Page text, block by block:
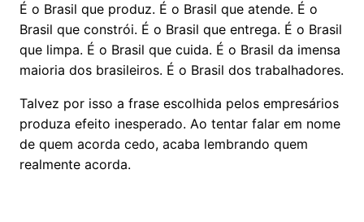
É o Brasil que produz. É o Brasil que atende. É o
Brasil que constrói. É o Brasil que entrega. É o Brasil
que limpa. É o Brasil que cuida. É o Brasil da imensa
maioria dos brasileiros. É o Brasil dos trabalhadores.
Talvez por isso a frase escolhida pelos empresários
produza efeito inesperado. Ao tentar falar em nome
de quem acorda cedo, acaba lembrando quem
realmente acorda.